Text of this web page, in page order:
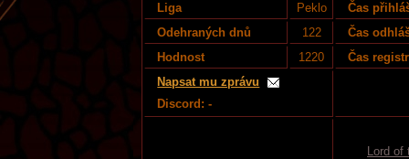
Liga Peklo
Čas
Odehraných dnů
122
Čas
Hodnost
1220
Čas
Napsat mu zprávu
Discord: -
Lord of